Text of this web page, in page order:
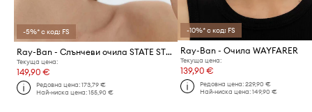
-5%* с код: FS
Ray-Ban - Слънчеви очила STATE STREET
Текуща цена:
149,90 €
Редовна цена:173,79 €
Най-ниска цена:155,90 €
-10%* с код: FS
Ray-Ban - Очила WAYFARER
Текуща цена:
139,90 €
Редовна цена: 229,90 €
Най-ниска цена: 149,90 €